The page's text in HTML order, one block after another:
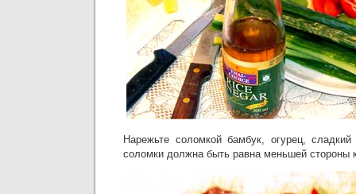
Нарежьте соломкой бамбук, огурец,
соломки должна быть равна меньшей стороны